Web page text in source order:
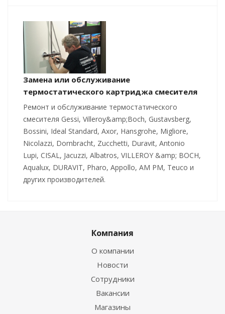
Замена или обслуживание
термостатического картриджа смесителя
Ремонт и обслуживание термостатического
смесителя Gessi, Villeroy&amp;Boch, Gustavsberg,
Bossini, Ideal Standard, Axor, Hansgrohe, Migliore,
Nicolazzi, Dornbracht, Zucchetti, Duravit, Antonio
Lupi, CISAL, Jacuzzi, Albatros, VILLEROY &amp; BOCH,
Aqualux, DURAVIT, Pharo, Appollo, AM PM, Teuco и
других производителей.
Компания
О компании
Новости
Сотрудники
Вакансии
Магазины